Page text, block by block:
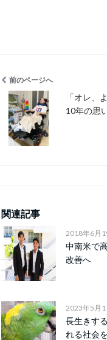
前のページへ
「オレ、
10年の思
関連記事
2018年6月
中南米で
改善へ
2023年5月
長生きす
れる社会を